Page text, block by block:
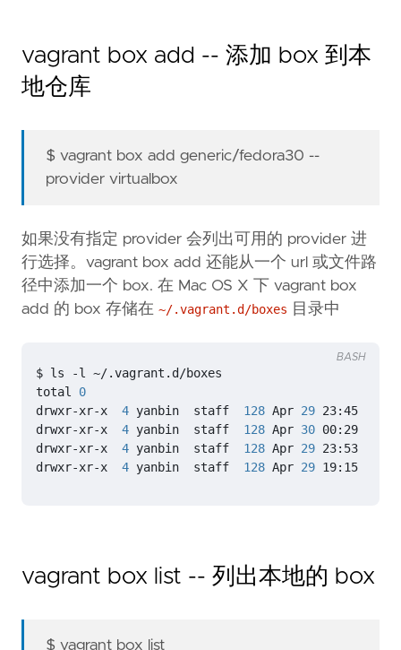
vagrant box add -- 添加 box 到本
地仓库
$ vagrant box add generic/fedora30 --
provider virtualbox
如果没有指定 provider 会列出可用的 provider 进
行选择。vagrant box add 还能从一个 url 或文件路
径中添加一个 box. 在 Mac OS X 下 vagrant box
add 的 box 存储在 ~/.vagrant.d/boxes 目录中
total 0
drwxr-xr-x 4 yanbin  staff 128 Apr 29
drwxr-xr-x 4 yanbin  staff 128 Apr 30
drwxr-xr-x 4 yanbin  staff 128 Apr 29
drwxr-xr-x 4 yanbin  staff 128 Apr 29 19:15
BASH
vagrant box list -- 列出本地的 box
$ vagrant box list